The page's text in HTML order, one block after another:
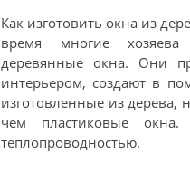
Как изготовить окна из
время многие хозяева
деревянные окна. Они
интерьером, создают в
изготовленные из дерева,
чем пластиковые окна.
теплопроводностью.